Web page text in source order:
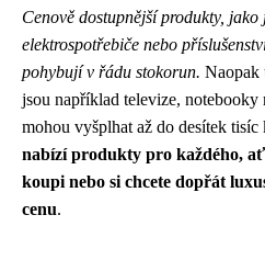
Cenově dostupnější produkty,
elektrospotřebiče nebo
pohybují v řádu stokorun. Naopak
jsou například televize, notebooky
mohou vyšplhat až do desítek tisíc
nabízí produkty pro každého,
koupi nebo si chcete dopřát
cenu.